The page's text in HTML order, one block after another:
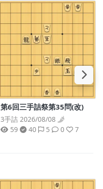
第6回三手詰祭第35問(改)
3手詰 2026/08/08
59
40 5 0 7